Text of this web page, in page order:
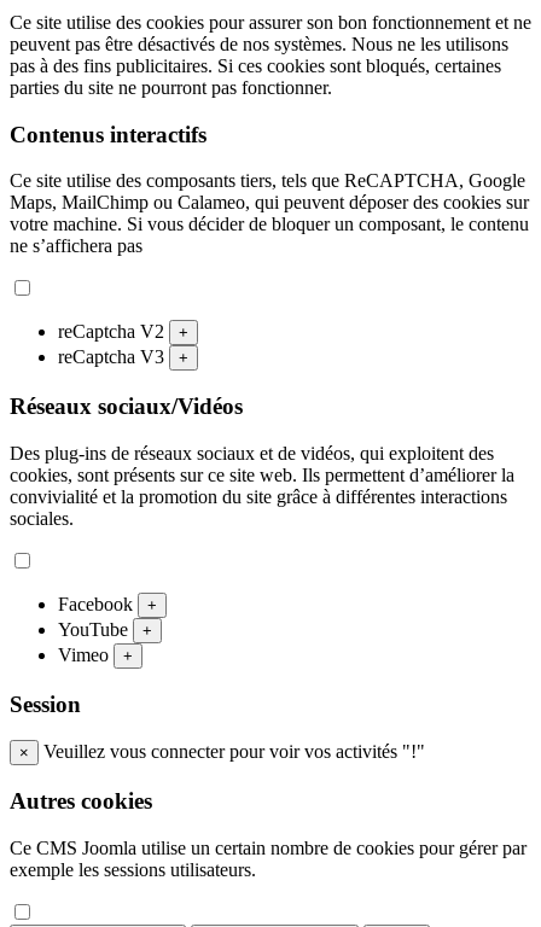
Ce site utilise des cookies pour assurer son bon fonctionnement et ne
peuvent pas être désactivés de nos systèmes. Nous ne les utilisons
pas à des fins publicitaires. Si ces cookies sont bloqués, certaines
parties du site ne pourront pas fonctionner.
Contenus interactifs
Ce site utilise des composants tiers, tels que ReCAPTCHA, Google
Maps, MailChimp ou Calameo, qui peuvent déposer des cookies sur
votre machine. Si vous décider de bloquer un composant, le contenu
ne s’affichera pas
reCaptcha V2 +
reCaptcha V3 +
Réseaux sociaux/Vidéos
Des plug-ins de réseaux sociaux et de vidéos, qui exploitent des
cookies, sont présents sur ce site web. Ils permettent d’améliorer la
convivialité et la promotion du site grâce à différentes interactions
sociales.
Facebook +
YouTube +
Vimeo +
Session
× Veuillez vous connecter pour voir vos activités "!"
Autres cookies
Ce CMS Joomla utilise un certain nombre de cookies pour gérer par
exemple les sessions utilisateurs.